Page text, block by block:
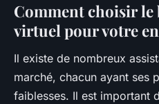
Comment choisir le
virtuel pour votre
Il existe de nombreux
marché, chacun ayant ses
faiblesses. Il est important